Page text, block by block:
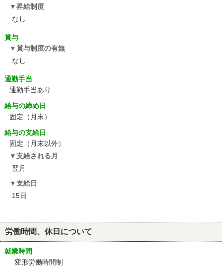
昇給制度
なし
賞与
賞与制度の有無
なし
通勤手当
通勤手当あり
給与の締め日
固定（月末）
給与の支給日
固定（月末以外）
支給される月
翌月
支給日
15日
労働時間、休日について
就業時間
変形労働時間制